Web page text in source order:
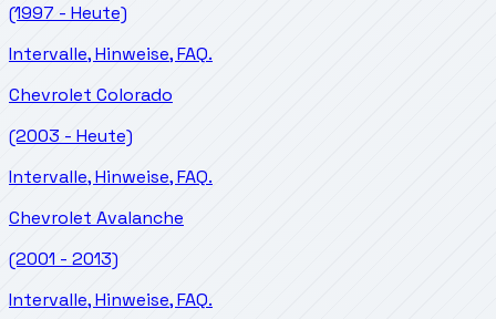
(1997 - Heute)
Intervalle, Hinweise, FAQ.
Chevrolet Colorado
(2003 - Heute)
Intervalle, Hinweise, FAQ.
Chevrolet Avalanche
(2001 - 2013)
Intervalle, Hinweise, FAQ.